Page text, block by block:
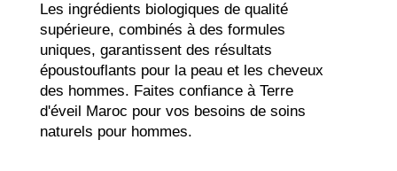
Les ingrédients biologiques de qualité
supérieure, combinés à des formules
uniques, garantissent des résultats
époustouflants pour la peau et les cheveux
des hommes. Faites confiance à Terre
d'éveil Maroc pour vos besoins de soins
naturels pour hommes.